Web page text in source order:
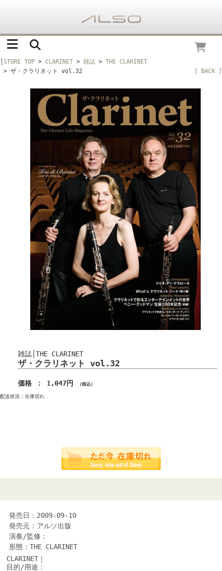
STORE TOP > CLARINET > 雑誌 > THE CLARINET
> ザ・クラリネット vol.32
[ BACK ]
雑誌│THE CLARINET
ザ・クラリネット vol.32
価格 ： 1,047円 （税込）
配送状況：在庫切れ
発売日：2009-09-10
発売元：アルソ出版
演奏/監修：
形態：THE CLARINET
CLARINET｜
目的/用途：